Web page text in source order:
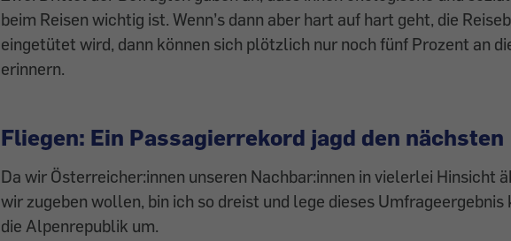
beim Reisen wichtig ist. Wenn’s dann aber hart auf hart geht, die
eingetütet wird, dann können sich plötzlich nur noch fünf Prozent an
erinnern.
Fliegen: Ein Passagierrekord jagd den nächsten
Da wir Österreicher:innen unseren Nach­bar:innen in vielerlei Hinsicht
wir zugeben wollen, bin ich so dreist und lege dieses Umfrageergebnis
die Alpenrepublik um.